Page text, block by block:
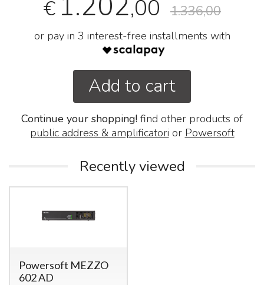
€ ,00 1.336,00
or pay in 3 interest-free installments with
Add to cart
Continue your shopping! find other products of
public address & amplificatori or Powersoft
Recently viewed
Powersoft MEZZO
602 AD